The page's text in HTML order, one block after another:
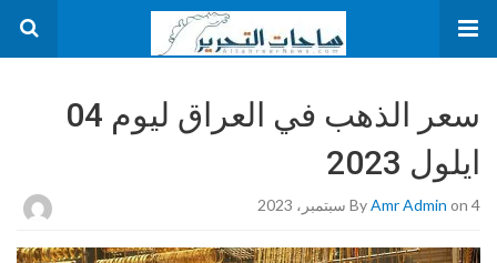
سعر الذهب في العراق ليوم 04
ايلول 2023
ByAmr Admin on 4 سبتمبر، 2023